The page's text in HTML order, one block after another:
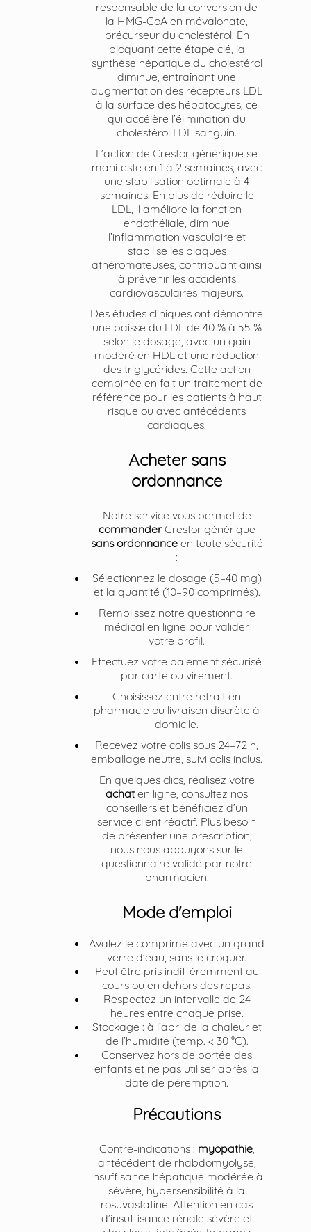
responsable de la conversion de
la HMG-CoA en mévalonate,
précurseur du cholestérol. En
bloquant cette étape clé, la
synthèse hépatique du cholestérol
diminue, entraînant une
augmentation des récepteurs LDL
à la surface des hépatocytes, ce
qui accélère l’élimination du
cholestérol LDL sanguin.
L’action de Crestor générique se
manifeste en 1 à 2 semaines, avec
une stabilisation optimale à 4
semaines. En plus de réduire le
LDL, il améliore la fonction
endothéliale, diminue
l’inflammation vasculaire et
stabilise les plaques
athéromateuses, contribuant ainsi
à prévenir les accidents
cardiovasculaires majeurs.
Des études cliniques ont démontré
une baisse du LDL de 40 % à 55 %
selon le dosage, avec un gain
modéré en HDL et une réduction
des triglycérides. Cette action
combinée en fait un traitement de
référence pour les patients à haut
risque ou avec antécédents
cardiaques.
Acheter sans
ordonnance
Notre service vous permet de
commanderCrestor générique
sans ordonnanceen toute sécurité
:
Sélectionnez le dosage (5–40 mg)
et la quantité (10–90 comprimés).
Remplissez notre questionnaire
médical en ligne pour valider
votre profil.
Effectuez votre paiement sécurisé
par carte ou virement.
Choisissez entre retrait en
pharmacie ou livraison discrète à
domicile.
Recevez votre colis sous 24–72 h,
emballage neutre, suivi colis inclus.
En quelques clics, réalisez votre
achat en ligne, consultez nos
conseillers et bénéficiez d’un
service client réactif. Plus besoin
de présenter une prescription,
nous nous appuyons sur le
questionnaire validé par notre
pharmacien.
Mode d'emploi
Avalez le comprimé avec un grand
verre d’eau, sans le croquer.
Peut être pris indifféremment au
cours ou en dehors des repas.
Respectez un intervalle de 24
heures entre chaque prise.
Stockage : à l’abri de la chaleur et
de l’humidité (temp. < 30 °C).
Conservez hors de portée des
enfants et ne pas utiliser après la
date de péremption.
Précautions
Contre-indications : myopathie,
antécédent de rhabdomyolyse,
insuffisance hépatique modérée à
sévère, hypersensibilité à la
rosuvastatine. Attention en cas
d’insuffisance rénale sévère et